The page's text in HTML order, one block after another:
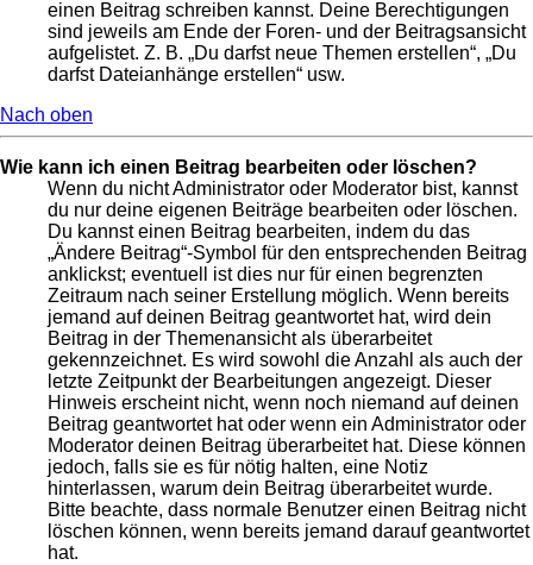
einen Beitrag schreiben kannst. Deine Berechtigungen
sind jeweils am Ende der Foren- und der Beitragsansicht
aufgelistet. Z. B. „Du darfst neue Themen erstellen“, „Du
darfst Dateianhänge erstellen“ usw.
Nach oben
Wie kann ich einen Beitrag bearbeiten oder löschen?
Wenn du nicht Administrator oder Moderator bist, kannst
du nur deine eigenen Beiträge bearbeiten oder löschen.
Du kannst einen Beitrag bearbeiten, indem du das
„Ändere Beitrag“-Symbol für den entsprechenden Beitrag
anklickst; eventuell ist dies nur für einen begrenzten
Zeitraum nach seiner Erstellung möglich. Wenn bereits
jemand auf deinen Beitrag geantwortet hat, wird dein
Beitrag in der Themenansicht als überarbeitet
gekennzeichnet. Es wird sowohl die Anzahl als auch der
letzte Zeitpunkt der Bearbeitungen angezeigt. Dieser
Hinweis erscheint nicht, wenn noch niemand auf deinen
Beitrag geantwortet hat oder wenn ein Administrator oder
Moderator deinen Beitrag überarbeitet hat. Diese können
jedoch, falls sie es für nötig halten, eine Notiz
hinterlassen, warum dein Beitrag überarbeitet wurde.
Bitte beachte, dass normale Benutzer einen Beitrag nicht
löschen können, wenn bereits jemand darauf geantwortet
hat.